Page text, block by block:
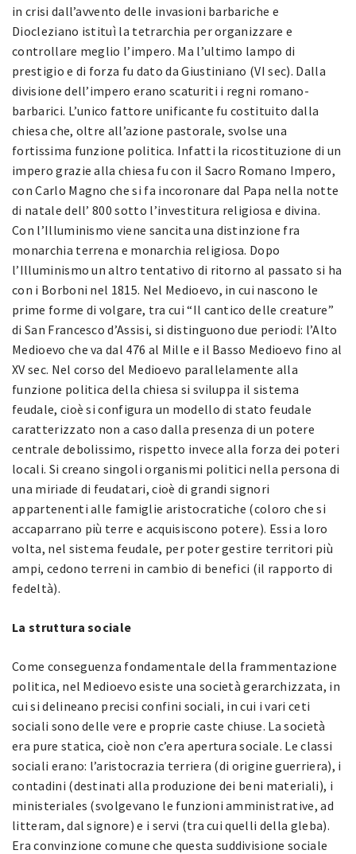
in crisi dall’avvento delle invasioni barbariche e
Diocleziano istituì la tetrarchia per organizzare e
controllare meglio l’impero. Ma l’ultimo lampo di
prestigio e di forza fu dato da Giustiniano (VI sec). Dalla
divisione dell’impero erano scaturiti i regni romano-
barbarici. L’unico fattore unificante fu costituito dalla
chiesa che, oltre all’azione pastorale, svolse una
fortissima funzione politica. Infatti la ricostituzione di un
impero grazie alla chiesa fu con il Sacro Romano Impero,
con Carlo Magno che si fa incoronare dal Papa nella notte
di natale dell’ 800 sotto l’investitura religiosa e divina.
Con l’Illuminismo viene sancita una distinzione fra
monarchia terrena e monarchia religiosa. Dopo
l’Illuminismo un altro tentativo di ritorno al passato si ha
con i Borboni nel 1815. Nel Medioevo, in cui nascono le
prime forme di volgare, tra cui “Il cantico delle creature”
di San Francesco d’Assisi, si distinguono due periodi: l’Alto
Medioevo che va dal 476 al Mille e il Basso Medioevo fino al
XV sec. Nel corso del Medioevo parallelamente alla
funzione politica della chiesa si sviluppa il sistema
feudale, cioè si configura un modello di stato feudale
caratterizzato non a caso dalla presenza di un potere
centrale debolissimo, rispetto invece alla forza dei poteri
locali. Si creano singoli organismi politici nella persona di
una miriade di feudatari, cioè di grandi signori
appartenenti alle famiglie aristocratiche (coloro che si
accaparrano più terre e acquisiscono potere). Essi a loro
volta, nel sistema feudale, per poter gestire territori più
ampi, cedono terreni in cambio di benefici (il rapporto di
fedeltà).
La struttura sociale
Come conseguenza fondamentale della frammentazione
politica, nel Medioevo esiste una società gerarchizzata, in
cui si delineano precisi confini sociali, in cui i vari ceti
sociali sono delle vere e proprie caste chiuse. La società
era pure statica, cioè non c’era apertura sociale. Le classi
sociali erano: l’aristocrazia terriera (di origine guerriera), i
contadini (destinati alla produzione dei beni materiali), i
ministeriales (svolgevano le funzioni amministrative, ad
litteram, dal signore) e i servi (tra cui quelli della gleba).
Era convinzione comune che questa suddivisione sociale